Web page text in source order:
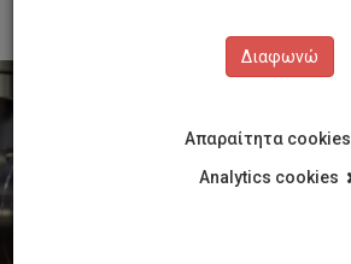
Διαφωνώ
Απαραίτητα cookies
Analytics cookies